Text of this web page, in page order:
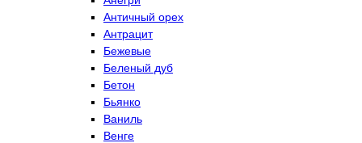
Античный орех
Антрацит
Бежевые
Беленый дуб
Бетон
Бьянко
Ваниль
Венге